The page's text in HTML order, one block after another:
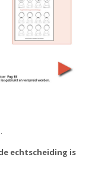
echtscheiding is